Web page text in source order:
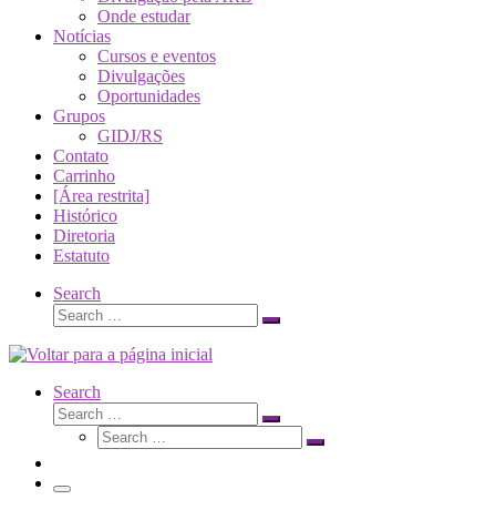
Onde estudar
Notícias
Cursos e eventos
Divulgações
Oportunidades
Grupos
GIDJ/RS
Contato
Carrinho
[Área restrita]
Histórico
Diretoria
Estatuto
Search
Search
Search
Search
Search
Search
Search
Search
Menu